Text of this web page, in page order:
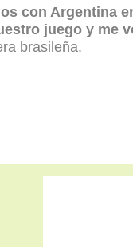
con Argentina
juego y me
brasileña.